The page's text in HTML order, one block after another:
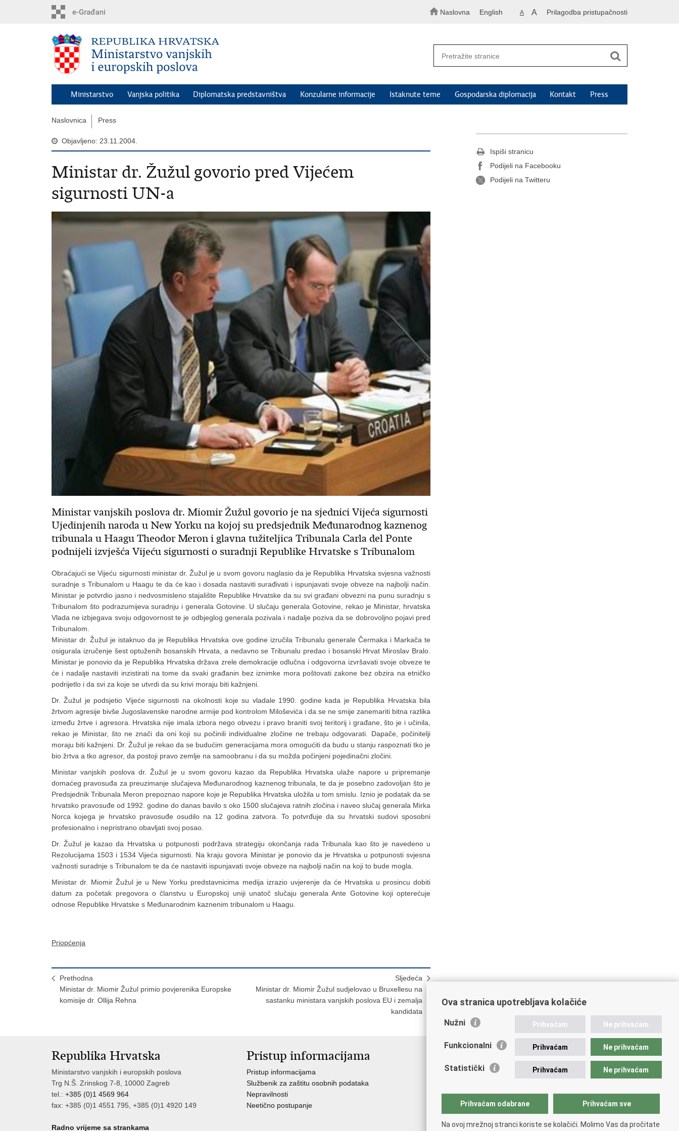
Naslovna English A A Prilagodba pristupačnosti
Ministarstvo Vanjska politika Diplomatska predstavništva Konzularne informacije Istaknute teme Gospodarska diplomacija Kontakt Press
Naslovnica Press
Objavljeno: 23.11.2004.
Ministar dr. Žužul govorio pred Vijećem
sigurnosti UN-a
Ministar vanjskih poslova dr. Miomir Žužul govorio je na sjednici Vijeća sigurnosti
Ujedinjenih naroda u New Yorku na kojoj su predsjednik Međunarodnog kaznenog
tribunala u Haagu Theodor Meron i glavna tužiteljica Tribunala Carla del Ponte
podnijeli izvješća Vijeću sigurnosti o suradnji Republike Hrvatske s Tribunalom
Obraćajući se Vijeću sigurnosti ministar dr. Žužul je u svom govoru naglasio da je Republika Hrvatska svjesna važnosti
suradnje s Tribunalom u Haagu te da će kao i dosada nastaviti surađivati i ispunjavati svoje obveze na najbolji način.
Ministar je potvrdio jasno i nedvosmisleno stajalište Republike Hrvatske da su svi građani obvezni na punu suradnju s
Tribunalom što podrazumijeva suradnju i generala Gotovine. U slučaju generala Gotovine, rekao je Ministar, hrvatska
Vlada ne izbjegava svoju odgovornost te je odbjeglog generala pozivala i nadalje poziva da se dobrovoljno pojavi pred
Tribunalom.
Ministar dr. Žužul je istaknuo da je Republika Hrvatska ove godine izručila Tribunalu generale Čermaka i Markača te
osigurala izručenje šest optuženih bosanskih Hrvata, a nedavno se Tribunalu predao i bosanski Hrvat Miroslav Bralo.
Ministar je ponovio da je Republika Hrvatska država zrele demokracije odlučna i odgovorna izvršavati svoje obveze te
će i nadalje nastaviti inzistirati na tome da svaki građanin bez iznimke mora poštovati zakone bez obzira na etničko
podrijetlo i da svi za koje se utvrdi da su krivi moraju biti kažnjeni.
Dr. Žužul je podsjetio Vijeće sigurnosti na okolnosti koje su vladale 1990. godine kada je Republika Hrvatska bila
žrtvom agresije bivše Jugoslavenske narodne armije pod kontrolom Miloševića i da se ne smije zanemariti bitna razlika
između žrtve i agresora. Hrvatska nije imala izbora nego obvezu i pravo braniti svoj teritorij i građane, što je i učinila,
rekao je Ministar, što ne znači da oni koji su počinili individualne zločine ne trebaju odgovarati. Dapače, počinitelji
moraju biti kažnjeni. Dr. Žužul je rekao da se budućim generacijama mora omogućiti da budu u stanju raspoznati tko je
bio žrtva a tko agresor, da postoji pravo zemlje na samoobranu i da su možda počinjeni pojedinačni zločini.
Ministar vanjskih poslova dr. Žužul je u svom govoru kazao da Republika Hrvatska ulaže napore u pripremanje
domaćeg pravosuđa za preuzimanje slučajeva Međunarodnog kaznenog tribunala, te da je posebno zadovoljan što je
Predsjednik Tribunala Meron prepoznao napore koje je Republika Hrvatska uložila u tom smislu. Iznio je podatak da se
hrvatsko pravosuđe od 1992. godine do danas bavilo s oko 1500 slučajeva ratnih zločina i naveo slučaj generala Mirka
Norca kojega je hrvatsko pravosuđe osudilo na 12 godina zatvora. To potvrđuje da su hrvatski sudovi sposobni
profesionalno i nepristrano obavljati svoj posao.
Dr. Žužul je kazao da Hrvatska u potpunosti podržava strategiju okončanja rada Tribunala kao što je navedeno u
Rezolucijama 1503 i 1534 Vijeća sigurnosti. Na kraju govora Ministar je ponovio da je Hrvatska u potpunosti svjesna
važnosti suradnje s Tribunalom te da će nastaviti ispunjavati svoje obveze na najbolji način na koji to bude mogla.
Ministar dr. Miomir Žužul je u New Yorku predstavnicima medija izrazio uvjerenje da će Hrvatska u prosincu dobiti
datum za početak pregovora o članstvu u Europskoj uniji unatoč slučaju generala Ante Gotovine koji opterećuje
odnose Republike Hrvatske s Međunarodnim kaznenim tribunalom u Haagu.
Priopćenja
Prethodna
Ministar dr. Miomir Žužul primio povjerenika Europske
komisije dr. Ollija Rehna
Sljedeća
Ministar dr. Miomir Žužul sudjelovao u Bruxellesu na
sastanku ministara vanjskih poslova EU i zemalja
kandidata
Ispiši stranicu
Podijeli na Facebooku
Podijeli na Twitteru
Republika Hrvatska
Ministarstvo vanjskih i europskih poslova
Trg N.Š. Zrinskog 7-8, 10000 Zagreb
tel.: +385 (0)1 4569 964
fax: +385 (0)1 4551 795, +385 (0)1 4920 149
Radno vrijeme sa strankama
Pristup informacijama
Pristup informacijama
Službenik za zaštitu osobnih podataka
Nepravilnosti
Neetično postupanje
Javna nabava u MVEP-u
Nadzor rada i unutarnja revizija službe vanjskih poslova
Pučki pravobranitelj
Ova stranica upotrebljava kolačiće
Nužni Prihvaćam Ne prihvaćam
Funkcionalni Prihvaćam Ne prihvaćam
Statistički Prihvaćam Ne prihvaćam
Prihvaćam odabrane Prihvaćam sve
Na ovoj mrežnoj stranci koriste se kolačići. Molimo Vas da pročitate